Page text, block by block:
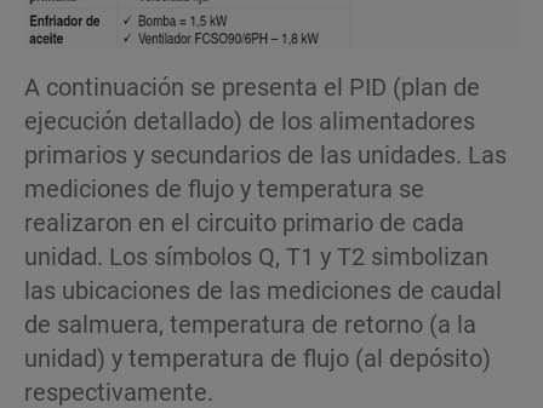
A continuación se presenta el PID (plan de
ejecución detallado) de los alimentadores
primarios y secundarios de las unidades. Las
mediciones de flujo y temperatura se
realizaron en el circuito primario de cada
unidad. Los símbolos Q, T1 y T2 simbolizan
las ubicaciones de las mediciones de caudal
de salmuera, temperatura de retorno (a la
unidad) y temperatura de flujo (al depósito)
respectivamente.